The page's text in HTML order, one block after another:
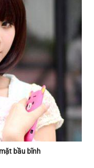
bầu bĩnh